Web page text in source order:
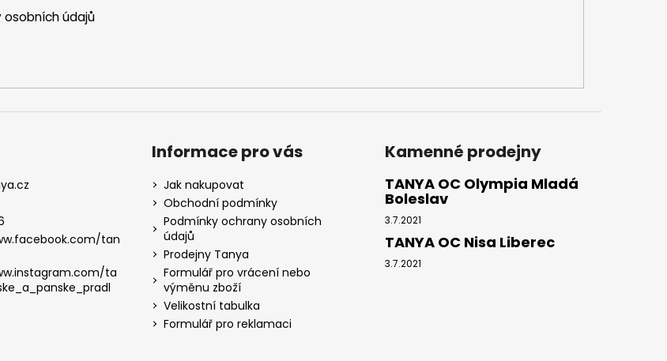
údajů
tan
ta
Informace pro vás
Jak nakupovat
Obchodní podmínky
Podmínky ochrany osobních
údajů
Prodejny Tanya
Formulář pro vrácení nebo
výměnu zboží
Velikostní tabulka
Formulář pro reklamaci
Kamenné prodejny
TANYA OC Olympia Mladá
Boleslav
3.7.2021
TANYA OC Nisa Liberec
3.7.2021